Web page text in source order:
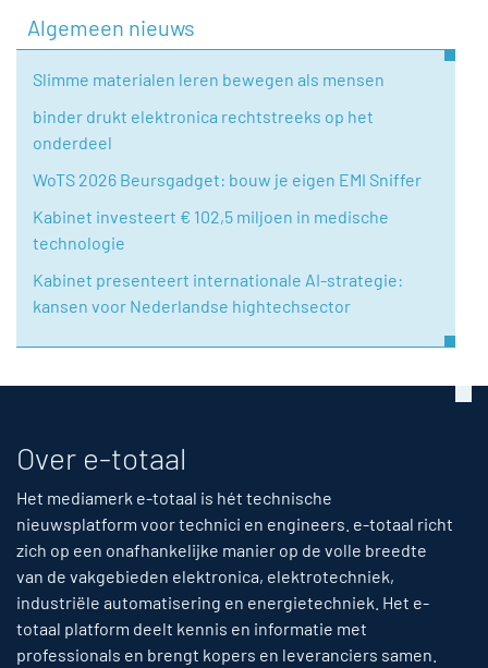
Algemeen nieuws
Slimme materialen leren bewegen als mensen
binder drukt elektronica rechtstreeks op het
onderdeel
WoTS 2026 Beursgadget: bouw je eigen EMI Sniffer
Kabinet investeert € 102,5 miljoen in medische
technologie
Kabinet presenteert internationale AI-strategie:
kansen voor Nederlandse hightechsector
Over e-totaal
Het mediamerk e-totaal is hét technische
nieuwsplatform voor technici en engineers. e-totaal richt
zich op een onafhankelijke manier op de volle breedte
van de vakgebieden elektronica, elektrotechniek,
industriële automatisering en energietechniek. Het e-
totaal platform deelt kennis en informatie met
professionals en brengt kopers en leveranciers samen.